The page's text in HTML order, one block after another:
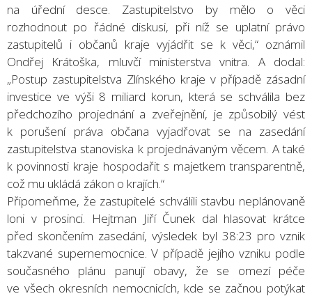
na úřední desce. Zastupitelstvo by mělo o věci
rozhodnout po řádné diskusi, při níž se uplatní právo
zastupitelů i občanů kraje vyjádřit se k věci,“ oznámil
Ondřej Krátoška, mluvčí ministerstva vnitra. A dodal:
„Postup zastupitelstva Zlínského kraje v případě zásadní
investice ve výši 8 miliard korun, která se schválila bez
předchozího projednání a zveřejnění, je způsobilý vést
k porušení práva občana vyjadřovat se na zasedání
zastupitelstva stanoviska k projednávaným věcem. A také
k povinnosti kraje hospodařit s majetkem transparentně,
což mu ukládá zákon o krajích.“
Připomeňme, že zastupitelé schválili stavbu neplánovaně
loni v prosinci. Hejtman Jiří Čunek dal hlasovat krátce
před skončením zasedání, výsledek byl 38:23 pro vznik
takzvané supernemocnice. V případě jejího vzniku podle
současného plánu panují obavy, že se omezí péče
ve všech okresních nemocnicích, kde se začnou potýkat